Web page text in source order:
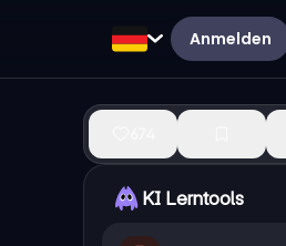
Anmelden
KI Lerntools